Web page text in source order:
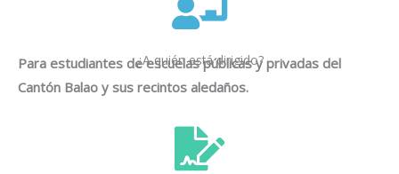
¿A quién está dirigido?
Para estudiantes de escuelas públicas y privadas del
Cantón Balao y sus recintos aledaños.